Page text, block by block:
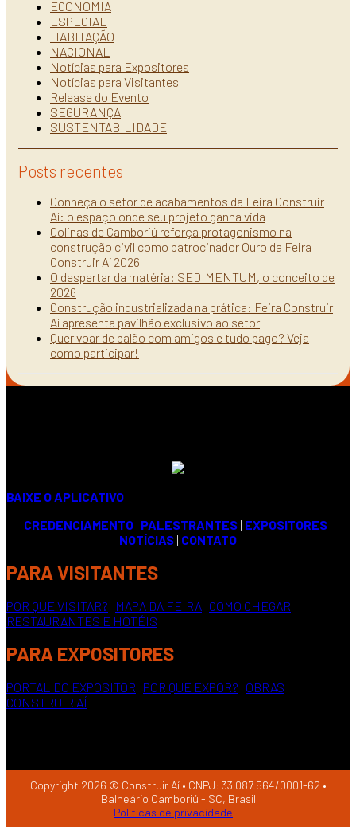
ECONOMIA
ESPECIAL
HABITAÇÃO
NACIONAL
Notícias para Expositores
Notícias para Visitantes
Release do Evento
SEGURANÇA
SUSTENTABILIDADE
Posts recentes
Conheça o setor de acabamentos da Feira Construir
Aí: o espaço onde seu projeto ganha vida
Colinas de Camboriú reforça protagonismo na
construção civil como patrocinador Ouro da Feira
Construir Aí 2026
O despertar da matéria: SEDIMENTUM, o conceito de
2026
Construção industrializada na prática: Feira Construir
Aí apresenta pavilhão exclusivo ao setor
Quer voar de balão com amigos e tudo pago? Veja
como participar!
BAIXE O APLICATIVO
CREDENCIAMENTO | PALESTRANTES | EXPOSITORES |
NOTÍCIAS | CONTATO
PARA VISITANTES
POR QUE VISITAR? MAPA DA FEIRA COMO CHEGAR
RESTAURANTES E HOTÉIS
PARA EXPOSITORES
PORTAL DO EXPOSITOR POR QUE EXPOR? OBRAS
CONSTRUIR AÍ
Copyright 2026 © Construir Aí • CNPJ: 33.087.564/0001-62 •
Balneário Camboriú - SC, Brasil
Políticas de privacidade